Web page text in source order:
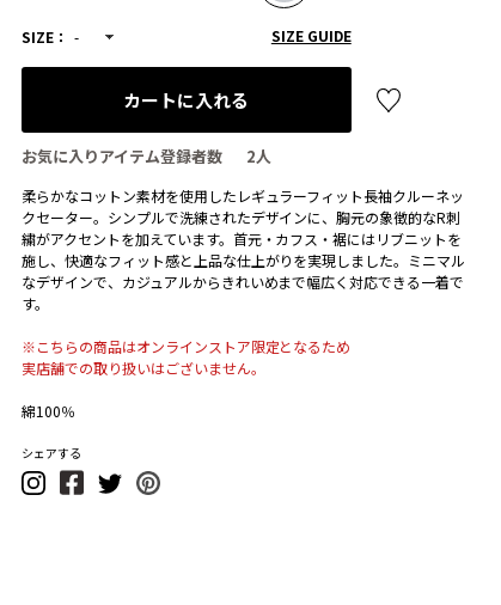
SIZE： - SIZE GUIDE
カートに入れる
お気に入りアイテム登録者数 2人
柔らかなコットン素材を使用したレギュラーフィット長袖クルーネッ
クセーター。シンプルで洗練されたデザインに、胸元の象徴的なR刺
繍がアクセントを加えています。首元・カフス・裾にはリブニットを
施し、快適なフィット感と上品な仕上がりを実現しました。ミニマル
なデザインで、カジュアルからきれいめまで幅広く対応できる一着で
す。
※こちらの商品はオンラインストア限定となるため
実店舗での取り扱いはございません。
綿100％
シェアする